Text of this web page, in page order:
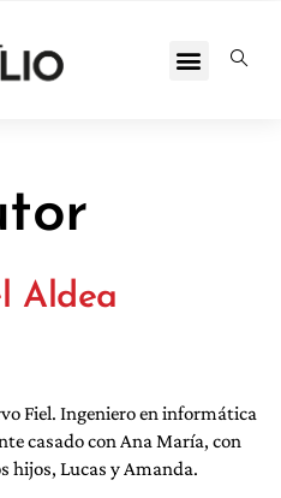
Aldea
Fiel. Ingeniero en informática
casado con Ana María, con
hijos, Lucas y Amanda.